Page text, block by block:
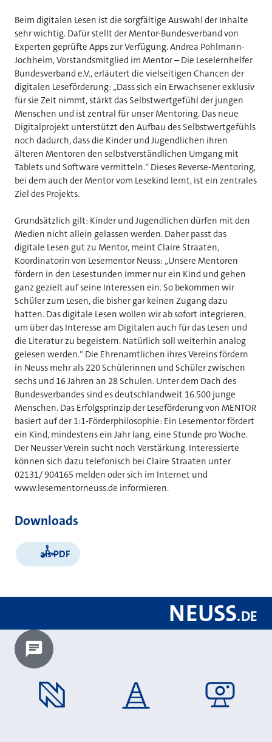
Beim digitalen Lesen ist die sorgfältige Auswahl der Inhalte
sehr wichtig. Dafür stellt der Mentor-Bundesverband von
Experten geprüfte Apps zur Verfügung. Andrea Pohlmann-
Jochheim, Vorstandsmitglied im Mentor – Die Leselernhelfer
Bundesverband e.V., erläutert die vielseitigen Chancen der
digitalen Leseförderung: „Dass sich ein Erwachsener exklusiv
für sie Zeit nimmt, stärkt das Selbstwertgefühl der jungen
Menschen und ist zentral für unser Mentoring. Das neue
Digitalprojekt unterstützt den Aufbau des Selbstwertgefühls
noch dadurch, dass die Kinder und Jugendlichen ihren
älteren Mentoren den selbstverständlichen Umgang mit
Tablets und Software vermitteln.“ Dieses Reverse-Mentoring,
bei dem auch der Mentor vom Lesekind lernt, ist ein zentrales
Ziel des Projekts.
Grundsätzlich gilt: Kinder und Jugendlichen dürfen mit den
Medien nicht allein gelassen werden. Daher passt das
digitale Lesen gut zu Mentor, meint Claire Straaten,
Koordinatorin von Lesementor Neuss: „Unsere Mentoren
fördern in den Lesestunden immer nur ein Kind und gehen
ganz gezielt auf seine Interessen ein. So bekommen wir
Schüler zum Lesen, die bisher gar keinen Zugang dazu
hatten. Das digitale Lesen wollen wir ab sofort integrieren,
um über das Interesse am Digitalen auch für das Lesen und
die Literatur zu begeistern. Natürlich soll weiterhin analog
gelesen werden.“ Die Ehrenamtlichen ihres Vereins fördern
in Neuss mehr als 220 Schülerinnen und Schüler zwischen
sechs und 16 Jahren an 28 Schulen. Unter dem Dach des
Bundesverbandes sind es deutschlandweit 16.500 junge
Menschen. Das Erfolgsprinzip der Leseförderung von MENTOR
basiert auf der 1:1-Förderphilosophie: Ein Lesementor fördert
ein Kind, mindestens ein Jahr lang, eine Stunde pro Woche.
Der Neusser Verein sucht noch Verstärkung. Interessierte
können sich dazu telefonisch bei Claire Straaten unter
02131/ 904165 melden oder sich im Internet und
www.lesementorneuss.de informieren.
Downloads
als PDF
NEUSS.DE
Chatbot laden?